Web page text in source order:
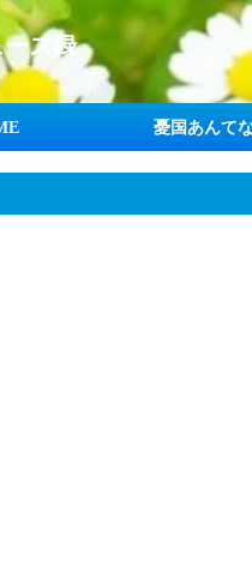
ース録
憂国あんて